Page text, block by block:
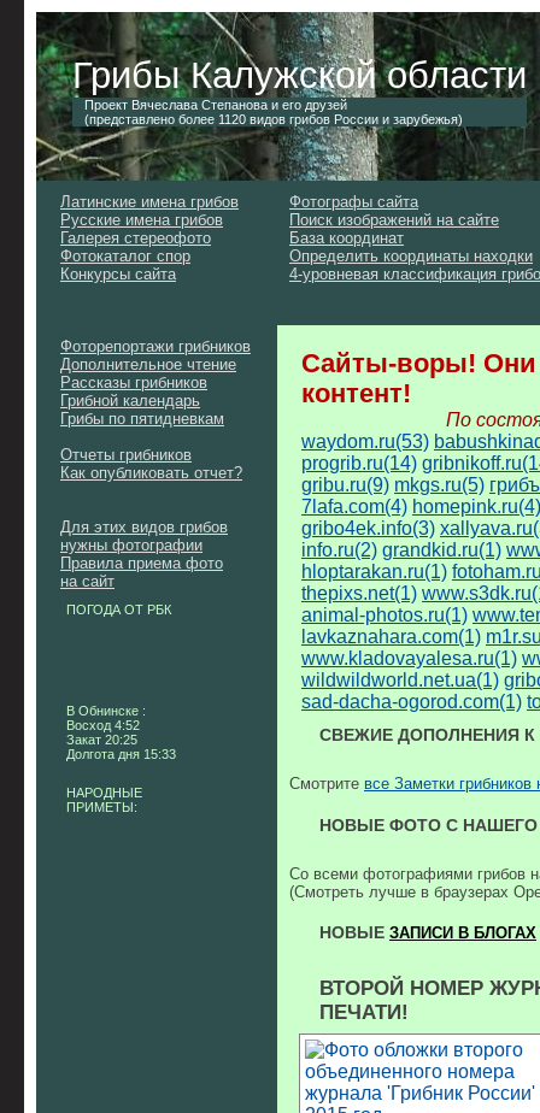
Грибы Калужской области
Проект Вячеслава Степанова и его друзей
(представлено более 1120 видов грибов России и зарубежья)
Латинские имена грибов
Русские имена грибов
Галерея стереофото
Фотокаталог спор
Конкурсы сайта
Фотографы сайта
Поиск изображений на сайте
База координат
Определить координаты находки
4-уровневая классификация
Фоторепортажи грибников
Дополнительное чтение
Рассказы грибников
Грибной календарь
Грибы по пятидневкам
Отчеты грибников
Как опубликовать отчет?
Для этих видов грибов
нужны фотографии
Правила приема фото
на сайт
ПОГОДА ОТ РБК
В Обнинске :
Восход 4:52
Закат 20:25
Долгота дня 15:33
НАРОДНЫЕ
ПРИМЕТЫ:
Сайты-воры!
контент!
По
waydom.ru(53)
progrib.ru(14)
gribu.ru(9) mkgs.ru(5)
7lafa.com(4) homepink.ru(4)
gribo4ek.info(3)
info.ru(2) grandkid.ru(1)
hloptarakan.ru(1)
thepixs.net(1)
animal-photos.ru(1)
lavkaznahara.com(1)
www.kladovayalesa.ru(1)
wildwildworld.net.ua(1)
sad-dacha-ogorod.com(1)
СВЕЖИЕ ДОПОЛНЕНИЯ
Смотрите все Заметки
НОВЫЕ ФОТО С НАШЕГО
Со всеми фотографиями грибов
(Смотреть лучше в браузерах
НОВЫЕ ЗАПИСИ В БЛОГАХ
ВТОРОЙ НОМЕР
ПЕЧАТИ!